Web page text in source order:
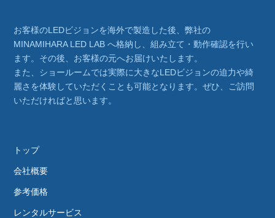
お客様のLEDビジョンを海外で製造した後、弊社の
MINAMIHARA LED LAB へ格納し、組み立て・動作確認を行い
ます。その後、お客様の元へお届けいたします。
また、ショールームでは実際に大きなLEDビジョンの迫力や綺
麗さを体験していただくことも可能となります。ぜひ、ご訪問
いただければと思います。
トップ
会社概要
参考価格
レンタルサービス